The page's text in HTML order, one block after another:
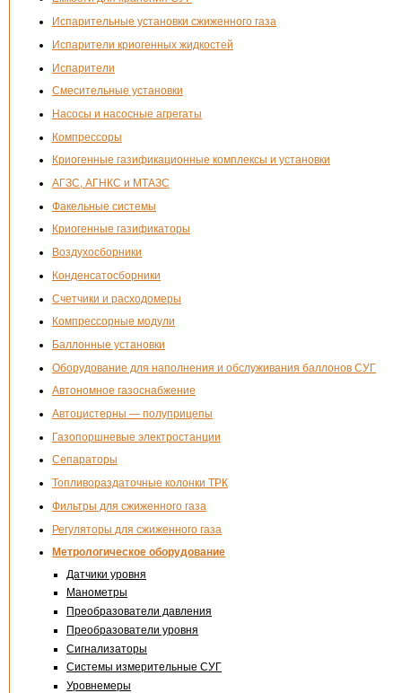
Испарительные установки сжиженного газа
Испарители криогенных жидкостей
Испарители
Смесительные установки
Насосы и насосные агрегаты
Компрессоры
Криогенные газификационные комплексы и установки
АГЗС, АГНКС и МТАЗС
Факельные системы
Криогенные газификаторы
Воздухосборники
Конденсатосборники
Счетчики и расходомеры
Компрессорные модули
Баллонные установки
Оборудование для наполнения и обслуживания баллонов СУГ
Автономное газоснабжение
Автоцистерны — полуприцепы
Газопоршневые электростанции
Сепараторы
Топливораздаточные колонки ТРК
Фильтры для сжиженного газа
Регуляторы для сжиженного газа
Метрологическое оборудование
Датчики уровня
Манометры
Преобразователи давления
Преобразователи уровня
Сигнализаторы
Системы измерительные СУГ
Уровнемеры